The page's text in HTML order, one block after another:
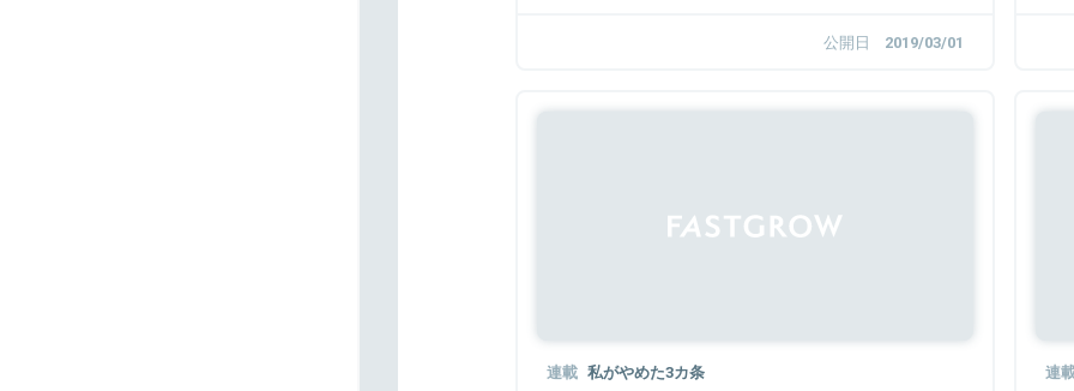
公開日 2019/03/01
連載 私がやめた3カ条 連